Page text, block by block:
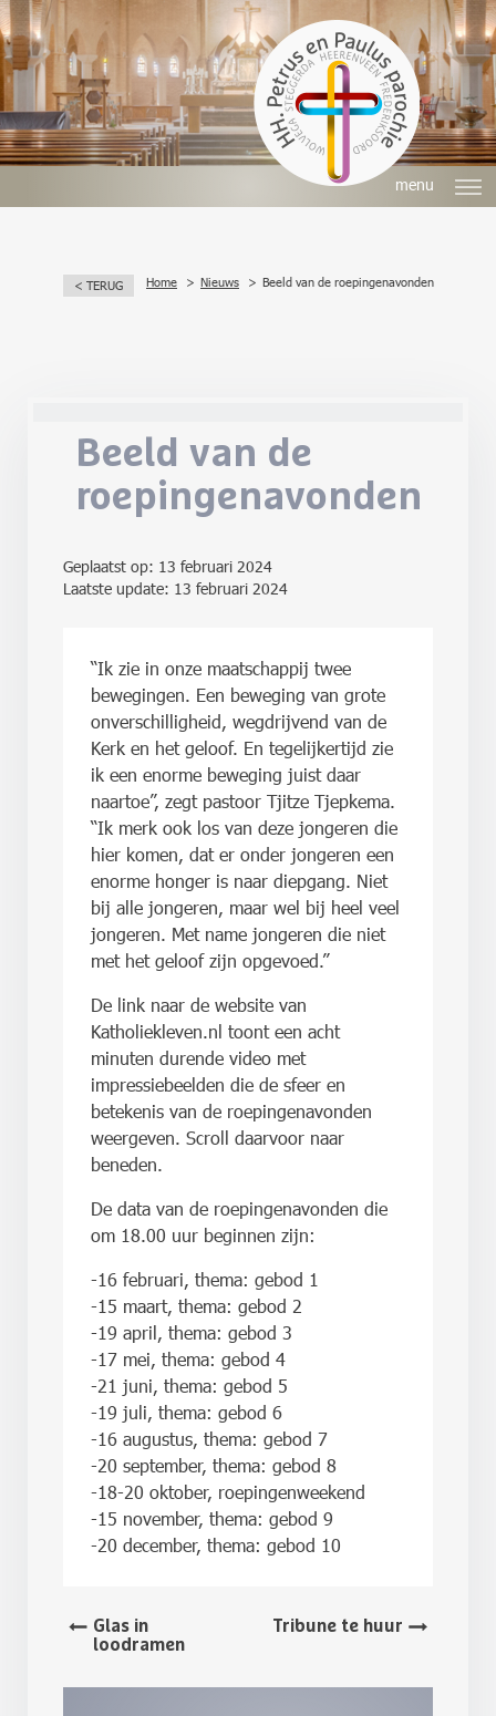
menu
< TERUG Home Nieuws Beeld van de roepingenavonden
Beeld van de
roepingenavonden
Geplaatst op: 13 februari 2024
Laatste update: 13 februari 2024
“Ik zie in onze maatschappij twee
bewegingen. Een beweging van grote
onverschilligheid, wegdrijvend van de
Kerk en het geloof. En tegelijkertijd zie
ik een enorme beweging juist daar
naartoe”, zegt pastoor Tjitze Tjepkema.
“Ik merk ook los van deze jongeren die
hier komen, dat er onder jongeren een
enorme honger is naar diepgang. Niet
bij alle jongeren, maar wel bij heel veel
jongeren. Met name jongeren die niet
met het geloof zijn opgevoed.”
De link naar de website van
Katholiekleven.nl toont een acht
minuten durende video met
impressiebeelden die de sfeer en
betekenis van de roepingenavonden
weergeven. Scroll daarvoor naar
beneden.
De data van de roepingenavonden die
om 18.00 uur beginnen zijn:
-16 februari, thema: gebod 1
-15 maart, thema: gebod 2
-19 april, thema: gebod 3
-17 mei, thema: gebod 4
-21 juni, thema: gebod 5
-19 juli, thema: gebod 6
-16 augustus, thema: gebod 7
-20 september, thema: gebod 8
-18-20 oktober, roepingenweekend
-15 november, thema: gebod 9
-20 december, thema: gebod 10
Glas in
loodramen
Tribune te huur